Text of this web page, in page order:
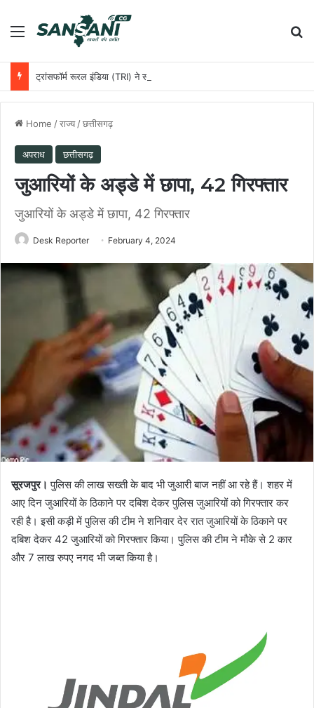
Menu
Home /राज्य /छत्तीसगढ़
अपराध छत्तीसगढ़
जुआरियों के अड्डे में छापा, 42 गिरफ्तार
जुआरियों के अड्डे में छापा, 42 गिरफ्तार
Desk Reporter February 4, 2024
सूरजपुर। पुलिस की लाख सख्ती के बाद भी जुआरी बाज नहीं आ रहे हैं। शहर में
आए दिन जुआरियों के ठिकाने पर दबिश देकर पुलिस जुआरियों को गिरफ्तार कर
रही है। इसी कड़ी में पुलिस की टीम ने शनिवार देर रात जुआरियों के ठिकाने पर
दबिश देकर 42 जुआरियों को गिरफ्तार किया। पुलिस की टीम ने मौके से 2 कार
और 7 लाख रुपए नगद भी जब्त किया है।